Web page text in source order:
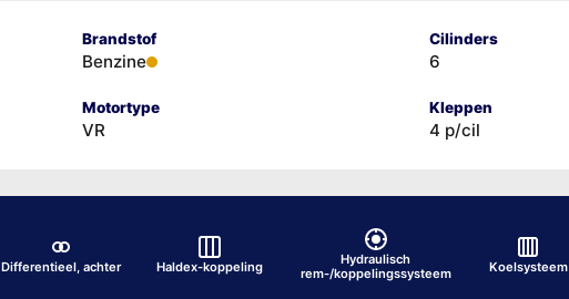
Brandstof
Benzine
Cilinders
6
Motortype
VR
Kleppen
4 p/cil
Differentieel, achter Haldex-koppeling
Hydraulisch
rem-/koppelingssysteem
Koelsysteem